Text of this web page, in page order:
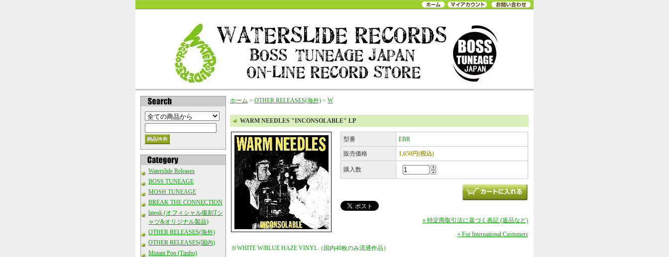
Waterslide Releases
BOSS TUNEAGE
MOSH TUNEAGE
BREAK THE CONNECTION
lateuk (オフィシャル復刻Tシ
ャツ&オリジナル製品)
OTHER RELEASES(海外)
OTHER RELEASES(国内)
Mutant Pop (Timbo)
ホーム > OTHER RELEASES(海外) > W
WARM NEEDLES "INCONSOLABLE" LP
型番 EBR
販売価格 1,650円(税込)
購入数
» 特定商取引法に基づく表記 (返品など)
» For International Customers
※WHITE W/BLUE HAZE VINYL（国内40枚のみ流通作品）